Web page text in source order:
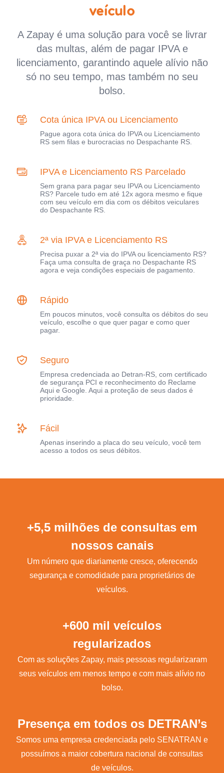
veículo
A Zapay é uma solução para você se livrar
das multas, além de pagar IPVA e
licenciamento, garantindo aquele alívio não
só no seu tempo, mas também no seu
bolso.
Cota única IPVA ou Licenciamento
Pague agora cota única do IPVA ou Licenciamento
RS sem filas e burocracias no Despachante RS.
IPVA e Licenciamento RS Parcelado
Sem grana para pagar seu IPVA ou Licenciamento
RS? Parcele tudo em até 12x agora mesmo e fique
com seu veículo em dia com os débitos veiculares
do Despachante RS.
2ª via IPVA e Licenciamento RS
Precisa puxar a 2ª via do IPVA ou licenciamento RS?
Faça uma consulta de graça no Despachante RS
agora e veja condições especiais de pagamento.
Rápido
Em poucos minutos, você consulta os débitos do seu
veículo, escolhe o que quer pagar e como quer
pagar.
Seguro
Empresa credenciada ao Detran-RS, com certificado
de segurança PCI e reconhecimento do Reclame
Aqui e Google. Aqui a proteção de seus dados é
prioridade.
Fácil
Apenas inserindo a placa do seu veículo, você tem
acesso a todos os seus débitos.
+5,5 milhões de consultas em
nossos canais
Um número que diariamente cresce, oferecendo
segurança e comodidade para proprietários de
veículos.
+600 mil veículos
regularizados
Com as soluções Zapay, mais pessoas regularizaram
seus veículos em menos tempo e com mais alívio no
bolso.
Presença em todos os DETRAN’s
Somos uma empresa credenciada pelo SENATRAN e
possuímos a maior cobertura nacional de consultas
de veículos.